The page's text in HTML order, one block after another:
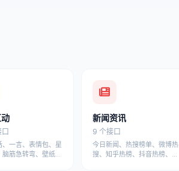
、一言、表情包、星
脑筋急转弯、壁纸图
新闻资讯
9 个接口
今日新闻、热搜榜单、微博热
搜、知乎热榜、抖音热榜、百